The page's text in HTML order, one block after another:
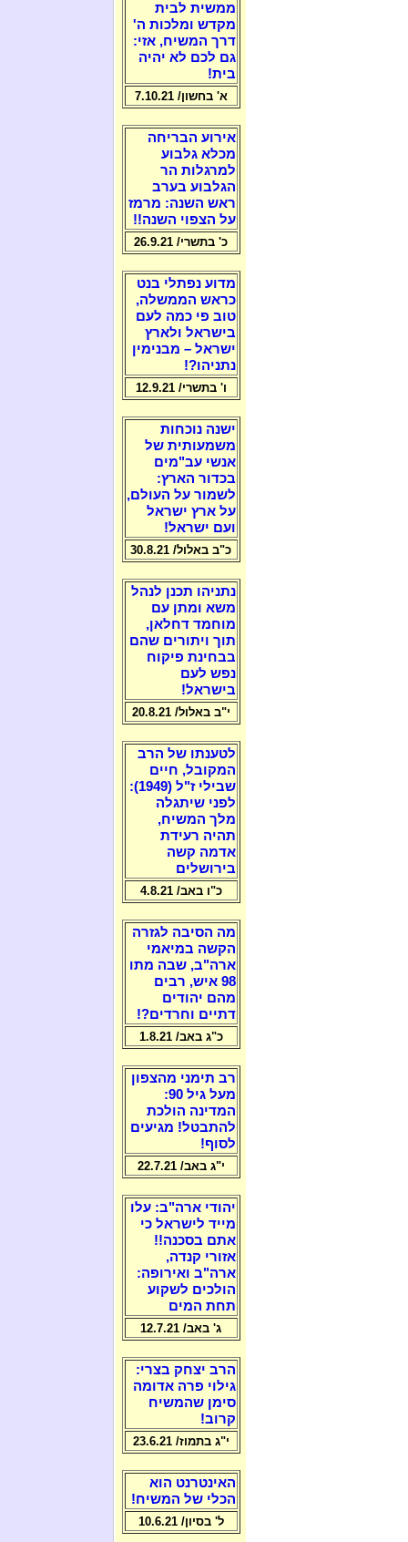
ממשית לבית
מקדש ומלכות ה'
דרך המשיח, אזי:
גם לכם לא יהיה
בית!
א' בחשון/ 7.10.21
אירוע הבריחה
מכלא גלבוע
למרגלות הר
הגלבוע בערב
ראש השנה: מרמז
על הצפוי השנה!!
כ' בתשרי/ 26.9.21
מדוע נפתלי בנט
כראש הממשלה,
טוב פי כמה לעם
בישראל ולארץ
ישראל – מבנימין
נתניהו?!
ו' בתשרי/ 12.9.21
ישנה נוכחות
משמעותית של
אנשי עב"מים
בכדור הארץ:
לשמור על העולם,
על ארץ ישראל
ועם ישראל!
כ"ב באלול/ 30.8.21
נתניהו תכנן לנהל
משא ומתן עם
מוחמד דחלאן,
תוך ויתורים שהם
בבחינת פיקוח
נפש לעם
בישראל!
י"ב באלול/ 20.8.21
לטענתו של הרב
המקובל, חיים
שבילי ז"ל (1949):
לפני שיתגלה
מלך המשיח,
תהיה רעידת
אדמה קשה
בירושלים
כ"ו באב/ 4.8.21
מה הסיבה לגזרה
הקשה במיאמי
ארה"ב, שבה מתו
98 איש, רבים
מהם יהודים
דתיים וחרדים?!
כ"ג באב/ 1.8.21
רב תימני מהצפון
מעל גיל 90:
המדינה הולכת
להתבטל! מגיעים
לסוף!
י"ג באב/ 22.7.21
יהודי ארה"ב: עלו
מייד לישראל כי
אתם בסכנה!!
אזורי קנדה,
ארה"ב ואירופה:
הולכים לשקוע
תחת המים
ג' באב/ 12.7.21
הרב יצחק בצרי:
גילוי פרה אדומה
סימן שהמשיח
קרוב!
י"ג בתמוז/ 23.6.21
האינטרנט הוא
הכלי של המשיח!
ל' בסיון/ 10.6.21